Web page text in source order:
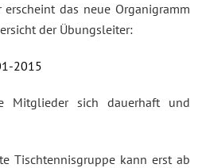
das neue Organigramm
der Übungsleiter:
2015
Mitglieder sich dauerhaft und
Tischtennisgruppe kann erst ab